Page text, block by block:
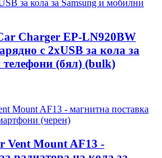
Charger EP-LN920BW
с 2хUSB за кола за
(бял) (bulk)
Vent Mount AF13 -